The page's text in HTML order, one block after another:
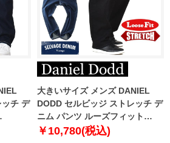
チ デ
大きいサイズ メンズ DANIEL
DODD セルビッジ ストレッチ デ
ニム パンツ ルーズフィット
azd239002102l
￥10,780(税込)